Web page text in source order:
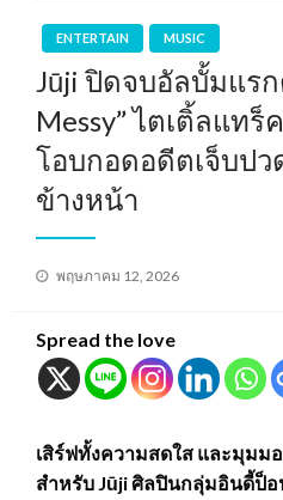
ENTERTAIN MUSIC
Jūji ปิดจบอัลบั้มแร
Messy” ไตเติ้ลแท
โอบกอดอดีตเจ็บป
ข้างหน้า
Posted
พฤษภาคม 12, 2026
Spread the love
เสิร์ฟทั้งความสดใส และมุมม
สำหรับ Jūji ศิลปินกลุ่มอินดี้ป็อ